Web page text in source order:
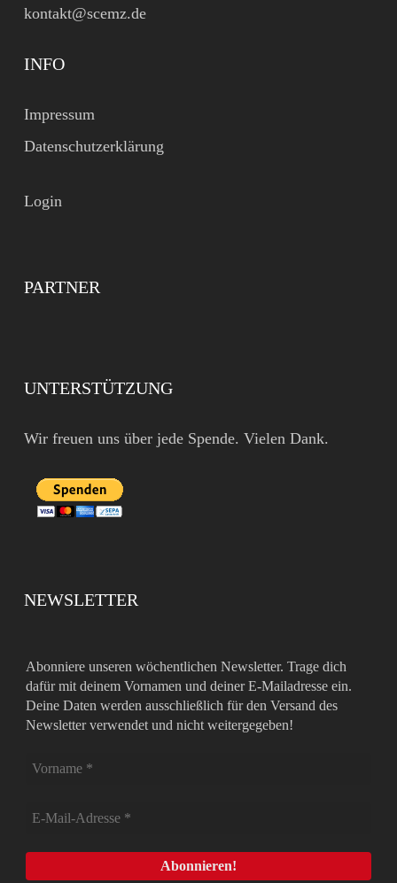
kontakt@scemz.de
INFO
Impressum
Datenschutzerklärung
Login
PARTNER
UNTERSTÜTZUNG
Wir freuen uns über jede Spende. Vielen Dank.
NEWSLETTER
Abonniere unseren wöchentlichen Newsletter. Trage dich
dafür mit deinem Vornamen und deiner E-Mailadresse ein.
Deine Daten werden ausschließlich für den Versand des
Newsletter verwendet und nicht weitergegeben!